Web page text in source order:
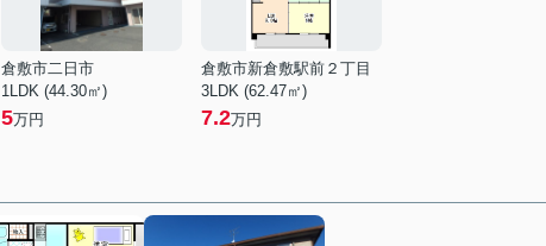
倉敷市二日市
1LDK (44.30㎡)
5万円
倉敷市新倉敷駅前２丁目
3LDK (62.47㎡)
7.2万円